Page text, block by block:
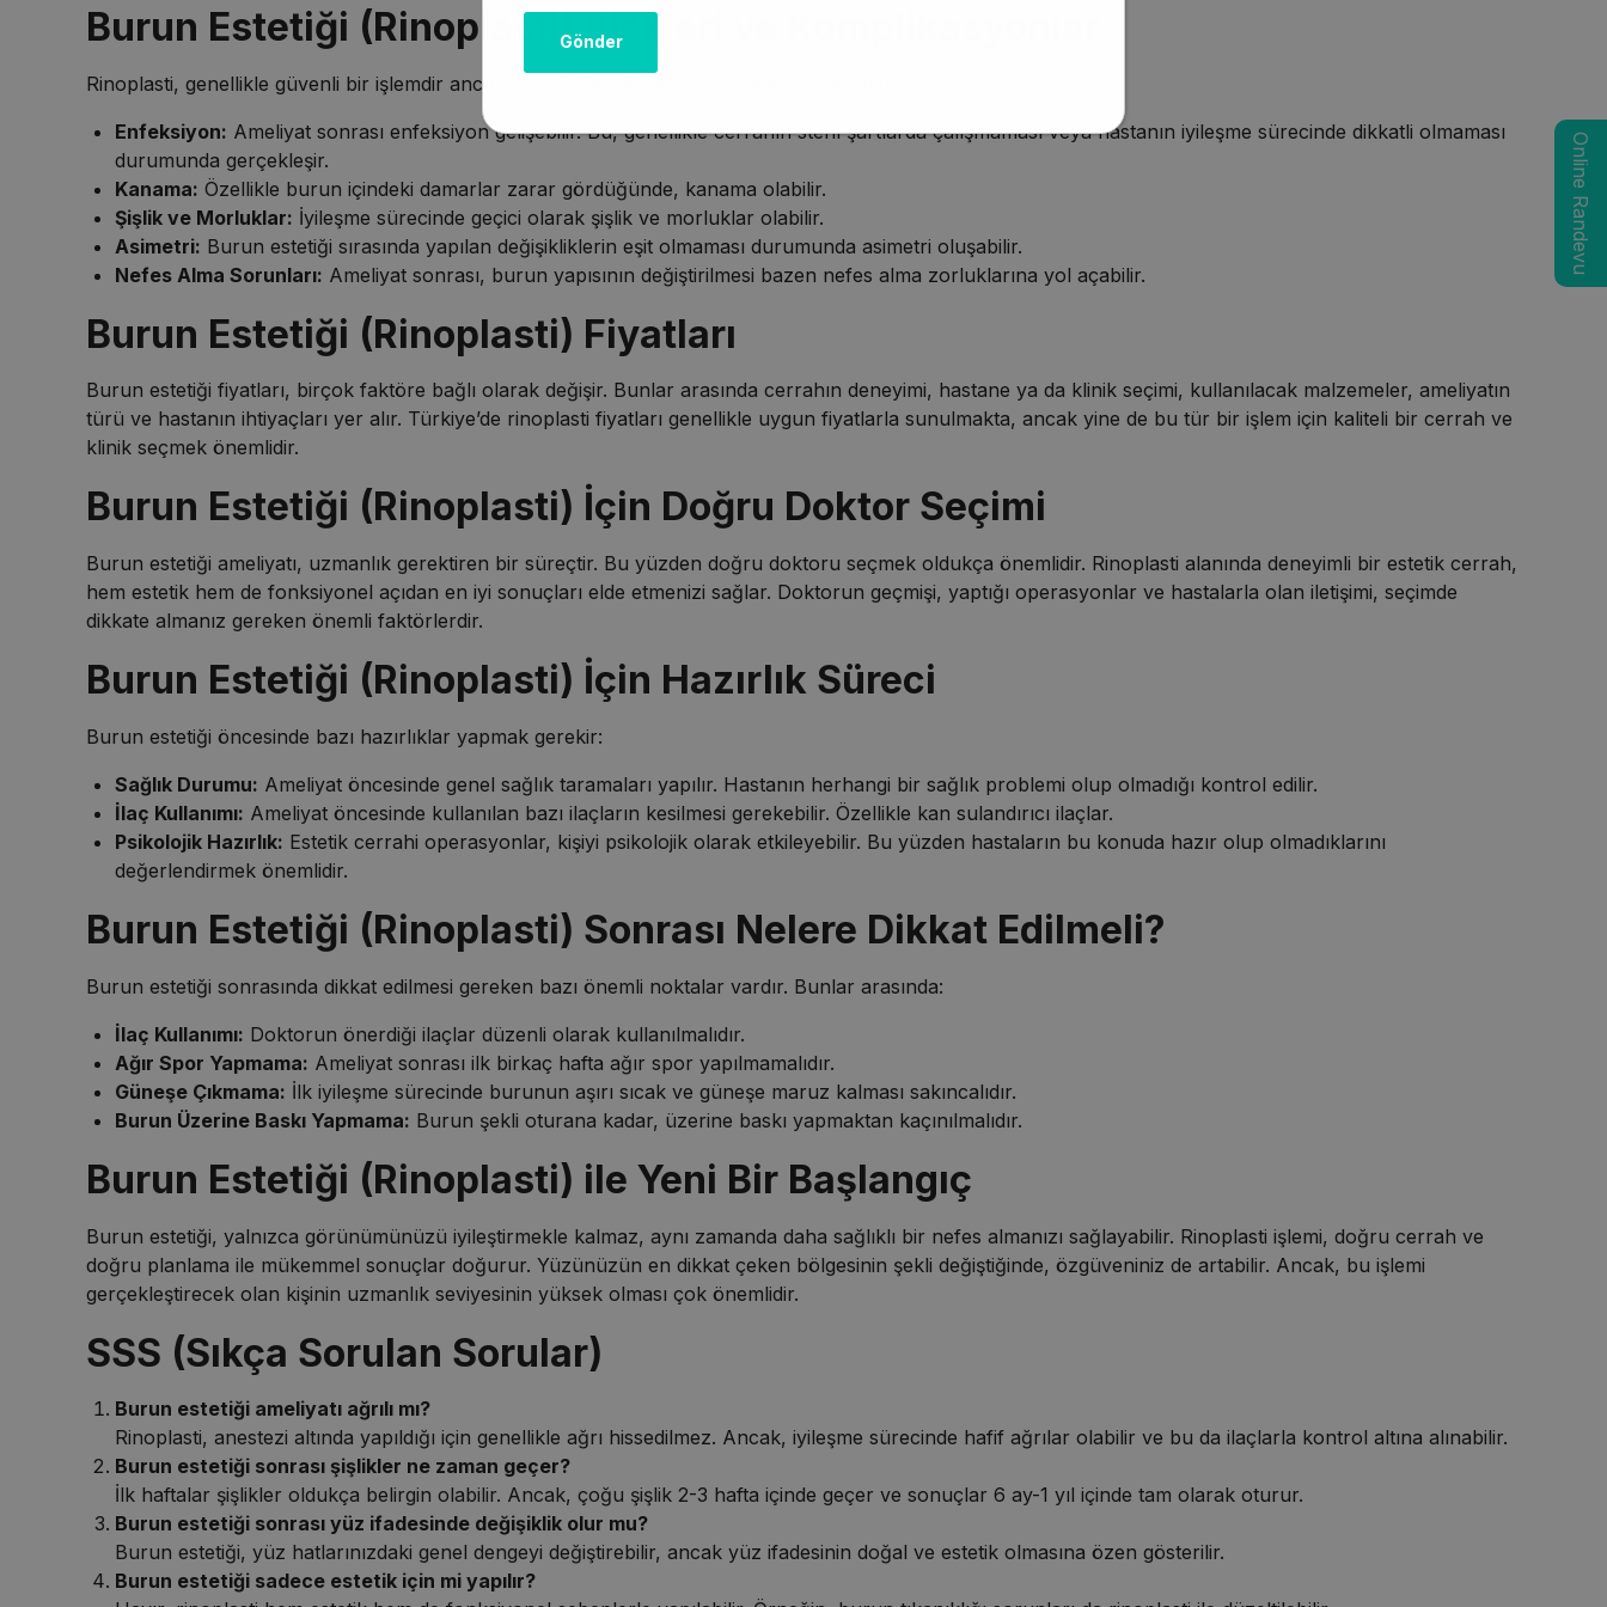
Burun Estetiği (Rinoplasti) Riskleri ve Komplikasyonlar
Rinoplasti, genellikle güvenli bir işlemdir ancak bazı riskler de içerir. Bu riskler şunlar olabilir:
Enfeksiyon: Ameliyat sonrası enfeksiyon gelişebilir. Bu, genellikle cerrahın steril şartlarda çalışmaması veya hastanın iyileşme sürecinde dikkatli olmaması
durumunda gerçekleşir.
Kanama: Özellikle burun içindeki damarlar zarar gördüğünde, kanama olabilir.
Şişlik ve Morluklar: İyileşme sürecinde geçici olarak şişlik ve morluklar olabilir.
Asimetri: Burun estetiği sırasında yapılan değişikliklerin eşit olmaması durumunda asimetri oluşabilir.
Nefes Alma Sorunları: Ameliyat sonrası, burun yapısının değiştirilmesi bazen nefes alma zorluklarına yol açabilir.
Burun Estetiği (Rinoplasti) Fiyatları
Burun estetiği fiyatları, birçok faktöre bağlı olarak değişir. Bunlar arasında cerrahın deneyimi, hastane ya da klinik seçimi, kullanılacak malzemeler, ameliyatın
türü ve hastanın ihtiyaçları yer alır. Türkiye’de rinoplasti fiyatları genellikle uygun fiyatlarla sunulmakta, ancak yine de bu tür bir işlem için kaliteli bir cerrah ve
klinik seçmek önemlidir.
Burun Estetiği (Rinoplasti) İçin Doğru Doktor Seçimi
Burun estetiği ameliyatı, uzmanlık gerektiren bir süreçtir. Bu yüzden doğru doktoru seçmek oldukça önemlidir. Rinoplasti alanında deneyimli bir estetik cerrah,
hem estetik hem de fonksiyonel açıdan en iyi sonuçları elde etmenizi sağlar. Doktorun geçmişi, yaptığı operasyonlar ve hastalarla olan iletişimi, seçimde
dikkate almanız gereken önemli faktörlerdir.
Burun Estetiği (Rinoplasti) İçin Hazırlık Süreci
Burun estetiği öncesinde bazı hazırlıklar yapmak gerekir:
Sağlık Durumu: Ameliyat öncesinde genel sağlık taramaları yapılır. Hastanın herhangi bir sağlık problemi olup olmadığı kontrol edilir.
İlaç Kullanımı: Ameliyat öncesinde kullanılan bazı ilaçların kesilmesi gerekebilir. Özellikle kan sulandırıcı ilaçlar.
Psikolojik Hazırlık: Estetik cerrahi operasyonlar, kişiyi psikolojik olarak etkileyebilir. Bu yüzden hastaların bu konuda hazır olup olmadıklarını
değerlendirmek önemlidir.
Burun Estetiği (Rinoplasti) Sonrası Nelere Dikkat Edilmeli?
Burun estetiği sonrasında dikkat edilmesi gereken bazı önemli noktalar vardır. Bunlar arasında:
İlaç Kullanımı: Doktorun önerdiği ilaçlar düzenli olarak kullanılmalıdır.
Ağır Spor Yapmama: Ameliyat sonrası ilk birkaç hafta ağır spor yapılmamalıdır.
Güneşe Çıkmama: İlk iyileşme sürecinde burunun aşırı sıcak ve güneşe maruz kalması sakıncalıdır.
Burun Üzerine Baskı Yapmama: Burun şekli oturana kadar, üzerine baskı yapmaktan kaçınılmalıdır.
Burun Estetiği (Rinoplasti) ile Yeni Bir Başlangıç
Burun estetiği, yalnızca görünümünüzü iyileştirmekle kalmaz, aynı zamanda daha sağlıklı bir nefes almanızı sağlayabilir. Rinoplasti işlemi, doğru cerrah ve
doğru planlama ile mükemmel sonuçlar doğurur. Yüzünüzün en dikkat çeken bölgesinin şekli değiştiğinde, özgüveniniz de artabilir. Ancak, bu işlemi
gerçekleştirecek olan kişinin uzmanlık seviyesinin yüksek olması çok önemlidir.
SSS (Sıkça Sorulan Sorular)
Burun estetiği ameliyatı ağrılı mı?
Rinoplasti, anestezi altında yapıldığı için genellikle ağrı hissedilmez. Ancak, iyileşme sürecinde hafif ağrılar olabilir ve bu da ilaçlarla kontrol altına alınabilir.
Burun estetiği sonrası şişlikler ne zaman geçer?
İlk haftalar şişlikler oldukça belirgin olabilir. Ancak, çoğu şişlik 2-3 hafta içinde geçer ve sonuçlar 6 ay-1 yıl içinde tam olarak oturur.
Burun estetiği sonrası yüz ifadesinde değişiklik olur mu?
Burun estetiği, yüz hatlarınızdaki genel dengeyi değiştirebilir, ancak yüz ifadesinin doğal ve estetik olmasına özen gösterilir.
Burun estetiği sadece estetik için mi yapılır?
Online Randevu